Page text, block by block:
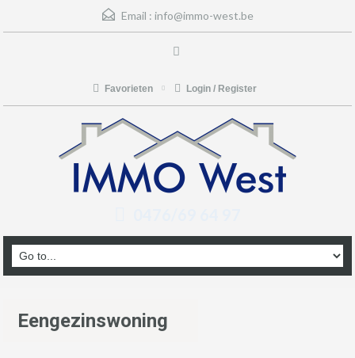
Email : info@immo-west.be
Favorieten Login / Register
Eengezinswoning